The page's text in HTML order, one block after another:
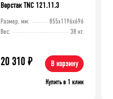
Верстак TNC 121.11.3
Размер, мм:
855x1196x696
Вес:
38 кг.
20 310 ₽ В корзину
Купить в 1 клик